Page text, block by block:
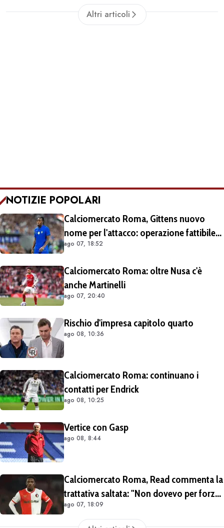
40/45 milioni
Altri articoli
NOTIZIE POPOLARI
Calciomercato Roma, Gittens nuovo
nome per l'attacco: operazione fattibile
solo in prestito
ago 07, 18:52
Calciomercato Roma: oltre Nusa c'è
anche Martinelli
ago 07, 20:40
Rischio d'impresa capitolo quarto
ago 08, 10:36
Calciomercato Roma: continuano i
contatti per Endrick
ago 08, 10:25
Vertice con Gasp
ago 08, 8:44
Calciomercato Roma, Read commenta la
trattativa saltata: "Non dovevo per forza
lasciare il Feyenoord. Giochiamo la
Champions e ho ancora da imparare qui"
ago 07, 18:09